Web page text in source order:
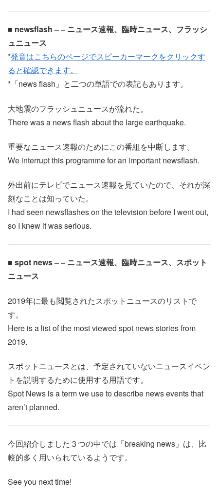
■ newsflash – – ニュース速報、臨時ニュース、フラッシ
ュニュース
*発音はこちらのページでスピーカーマークをクリックす
ると確認できます。
*「news flash」と二つの単語での表記もあります。
大地震のフラッシュニュースが流れた。
There was a news flash about the large earthquake.
重要なニュース速報のためにこの番組を中断します。
We interrupt this programme for an important newsflash.
外出前にテレビでニュース速報を見ていたので、それが深
刻なことは知っていた。
I had seen newsflashes on the television before I went out,
so I knew it was serious.
■ spot news – – ニュース速報、臨時ニュース、スポット
ニュース
2019年に最も閲覧されたスポットニュースのリストで
す。
Here is a list of the most viewed spot news stories from
2019.
スポットニュースとは、予定されていないニュースイベン
トを説明するために使用する用語です。
Spot News is a term we use to describe news events that
aren’t planned.
今回紹介しました３つの中では「breaking news」は、比
較的多く用いられているようです。
See you next time!